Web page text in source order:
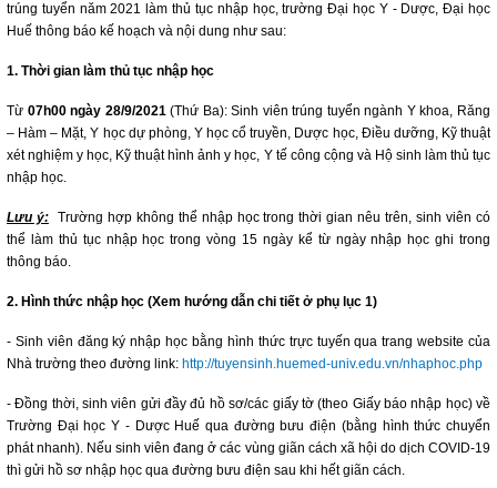
trúng tuyển năm 2021 làm thủ tục nhập học, trường Đại học Y - Dược, Đại học
Huế thông báo kế hoạch và nội dung như sau:
1. Thời gian làm thủ tục nhập học
Từ 07h00 ngày 28/9/2021(Thứ Ba): Sinh viên trúng tuyển ngành Y khoa, Răng
– Hàm – Mặt, Y học dự phòng, Y học cổ truyền, Dược học, Điều dưỡng, Kỹ thuật
xét nghiệm y học, Kỹ thuật hình ảnh y học, Y tế công cộng và Hộ sinh làm thủ tục
nhập học.
Lưu ý:Trường hợp không thể nhập học trong thời gian nêu trên, sinh viên có
thể làm thủ tục nhập học trong vòng 15 ngày kể từ ngày nhập học ghi trong
thông báo.
2. Hình thức nhập học (Xem hướng dẫn chi tiết ở phụ lục 1)
- Sinh viên đăng ký nhập học bằng hình thức trực tuyến qua trang website của
Nhà trường theo đường link: http://tuyensinh.huemed-univ.edu.vn/nhaphoc.php
- Đồng thời, sinh viên gửi đầy đủ hồ sơ/các giấy tờ (theo Giấy báo nhập học) về
Trường Đại học Y - Dược Huế qua đường bưu điện (bằng hình thức chuyển
phát nhanh). Nếu sinh viên đang ở các vùng giãn cách xã hội do dịch COVID-19
thì gửi hồ sơ nhập học qua đường bưu điện sau khi hết giãn cách.